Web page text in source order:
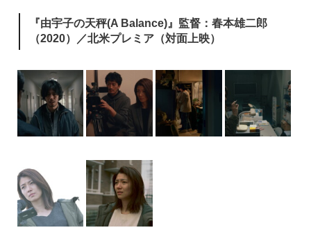
『由宇子の天秤(A Balance)』監督：春本雄二郎
（2020）／北米プレミア（対面上映）